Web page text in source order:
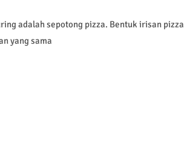
adalah sepotong pizza. Bentuk irisan pizza
yang sama